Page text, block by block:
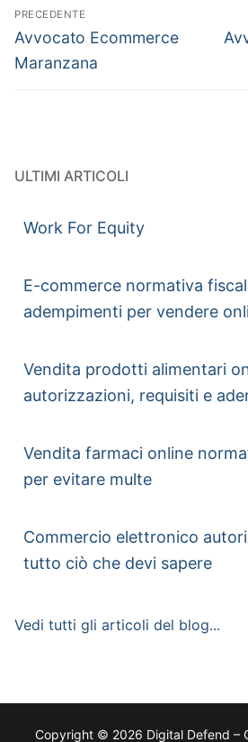
PRECEDENTE
Avvocato Ecommerce
Maranzana
ULTIMI ARTICOLI
Work For Equity
E-commerce normativa
adempimenti per vendere
Vendita prodotti alimentari
autorizzazioni, requisiti e
Vendita farmaci online
per evitare multe
Commercio elettronico
tutto ciò che devi sapere
Vedi tutti gli articoli del blog...
Copyright © 2026 Digital Defend –